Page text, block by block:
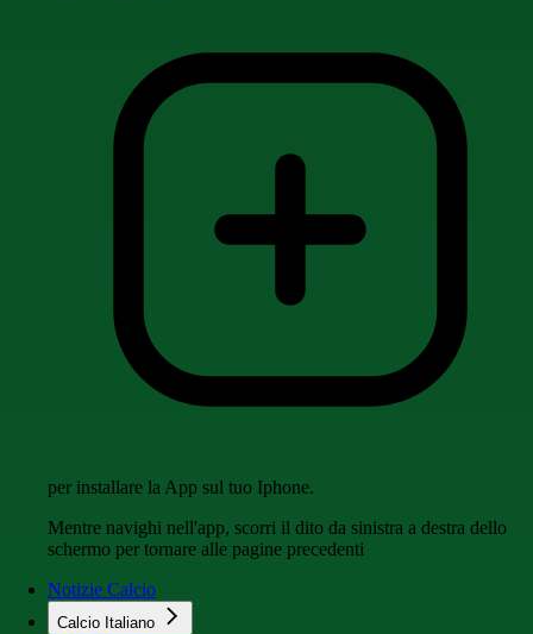
per installare la App sul tuo Iphone.
Mentre navighi nell'app, scorri il dito da sinistra a destra dello
schermo per tornare alle pagine precedenti
Notizie Calcio
Calcio Italiano